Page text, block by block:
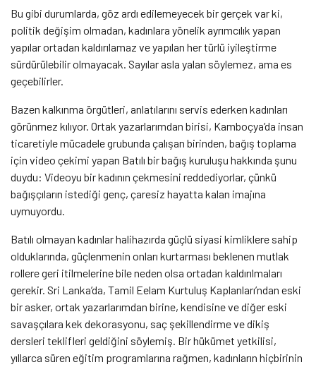
Bu gibi durumlarda, göz ardı edilemeyecek bir gerçek var ki,
politik değişim olmadan, kadınlara yönelik ayrımcılık yapan
yapılar ortadan kaldırılamaz ve yapılan her türlü iyileştirme
sürdürülebilir olmayacak. Sayılar asla yalan söylemez, ama es
geçebilirler.
Bazen kalkınma örgütleri, anlatılarını servis ederken kadınları
görünmez kılıyor. Ortak yazarlarımdan birisi, Kamboçya’da insan
ticaretiyle mücadele grubunda çalışan birinden, bağış toplama
için video çekimi yapan Batılı bir bağış kuruluşu hakkında şunu
duydu: Videoyu bir kadının çekmesini reddediyorlar, çünkü
bağışçıların istediği genç, çaresiz hayatta kalan imajına
uymuyordu.
Batılı olmayan kadınlar halihazırda güçlü siyasi kimliklere sahip
olduklarında, güçlenmenin onları kurtarması beklenen mutlak
rollere geri itilmelerine bile neden olsa ortadan kaldırılmaları
gerekir. Sri Lanka’da, Tamil Eelam Kurtuluş Kaplanları’ndan eski
bir asker, ortak yazarlarımdan birine, kendisine ve diğer eski
savaşçılara kek dekorasyonu, saç şekillendirme ve dikiş
dersleri teklifleri geldiğini söylemiş. Bir hükümet yetkilisi,
yıllarca süren eğitim programlarına rağmen, kadınların hiçbirinin